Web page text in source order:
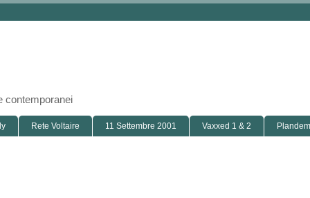
contemporanei
Rete Voltaire 11 Settembre 2001 Vaxxed 1 & 2